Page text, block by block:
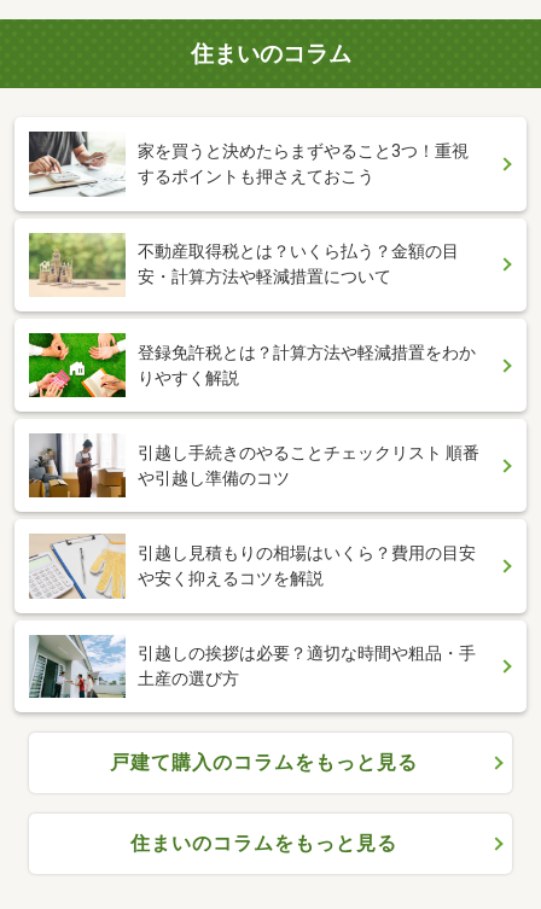
住まいのコラム
家を買うと決めたらまずやること3つ！重視
するポイントも押さえておこう
不動産取得税とは？いくら払う？金額の目
安・計算方法や軽減措置について
登録免許税とは？計算方法や軽減措置をわか
りやすく解説
引越し手続きのやることチェックリスト 順番
や引越し準備のコツ
引越し見積もりの相場はいくら？費用の目安
や安く抑えるコツを解説
引越しの挨拶は必要？適切な時間や粗品・手
土産の選び方
戸建て購入のコラムをもっと見る
住まいのコラムをもっと見る